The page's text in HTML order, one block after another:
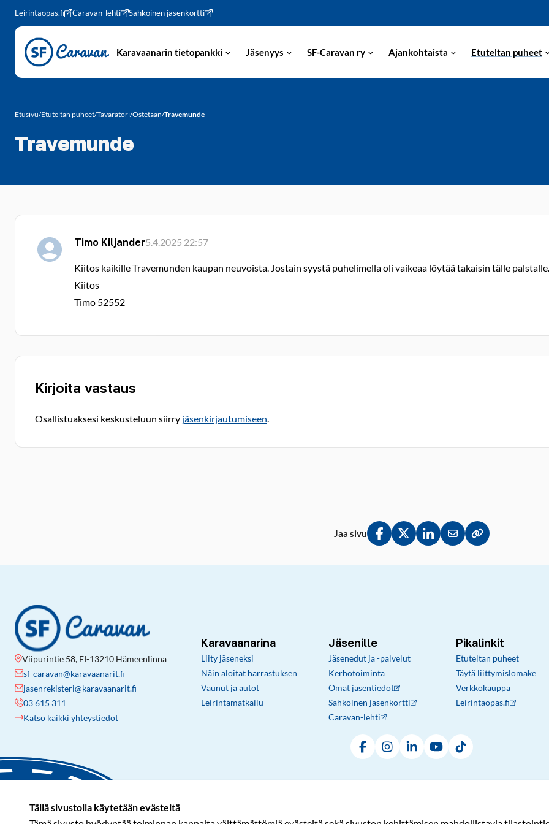
Tällä sivustolla käytetään evästeitä
Siirry sivun sisältöön
Leirintäopas.fi Caravan-lehti Sähköinen jäsenkortti
Karavaanarin tietopankki Jäsenyys SF-Caravan ry Ajankohtaista Etuteltan puheet
Etusivu/Etuteltan puheet/Tavaratori/Ostetaan/Travemunde
Travemunde
Timo Kiljander5.4.2025 22:57
Kiitos kaikille Travemunden kaupan neuvoista. Jostain syystä puhelimella oli vaikeaa löytää takaisin tälle palstalle.
Kiitos
Timo 52552
Kirjoita vastaus
Osallistuaksesi keskusteluun siirry jäsenkirjautumiseen.
Jaa sivu
Jaa Facebookissa
Jaa Twitterissä
Jaa LinkedInissä
Jaa sähköpostitse
Kopioi linkki
Viipurintie 58, FI-13210 Hämeenlinna
sf-caravan@karavaanarit.fi
jasenrekisteri@karavaanarit.fi
03 615 311
Katso kaikki yhteystiedot
Karavaanarina
Liity jäseneksi
Näin aloitat harrastuksen
Vaunut ja autot
Leirintämatkailu
Jäsenille
Jäsenedut ja -palvelut
Kerhotoiminta
Omat jäsentiedot
Sähköinen jäsenkortti
Caravan-lehti
Pikalinkit
Etuteltan puheet
Täytä liittymislomake
Verkkokauppa
Leirintäopas.fi
FacebookInstagramLinkedInYouTubeTikTok
© Karavaanarit 2026